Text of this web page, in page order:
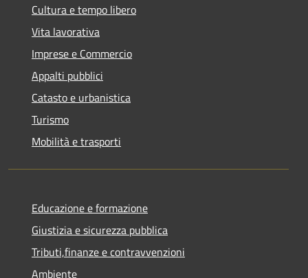
Cultura e tempo libero
Vita lavorativa
Imprese e Commercio
Appalti pubblici
Catasto e urbanistica
Turismo
Mobilità e trasporti
Educazione e formazione
Giustizia e sicurezza pubblica
Tributi,finanze e contravvenzioni
Ambiente